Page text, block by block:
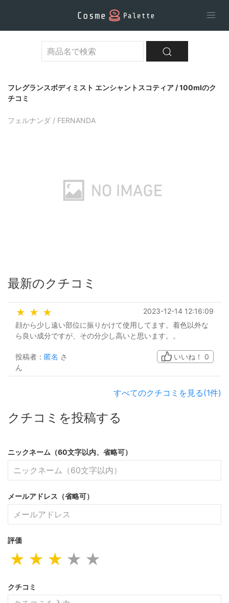
フレグランスボディミスト エンシャントスコティア / 100mlのク
チコミ
フェルナンダ / FERNANDA
最新のクチコミ
★ ★ ★
2023-12-14 12:16:09
顔から少し遠い部位に振りかけて使用してます。着色以外な
ら良い成分ですが、その分少し高いと思います。。
投稿者： 匿名 さ
ん
いいね！ 0
すべてのクチコミを見る(1件)
クチコミを投稿する
ニックネーム（60文字以内、省略可）
メールアドレス（省略可）
評価
★
★
★
★
★
クチコミ